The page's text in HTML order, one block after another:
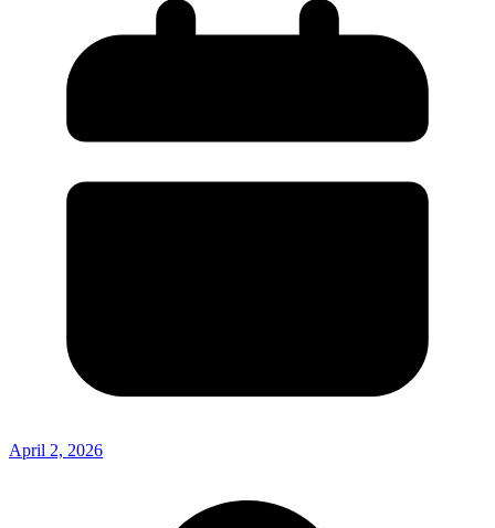
April 2, 2026